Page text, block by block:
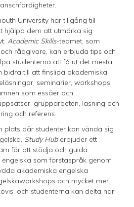
University har tillgång till
hjälpa dem att utmärka sig
Academic Skills-teamet, som
rådgivare, kan erbjuda tips och
studenterna att få ut det mesta
bidra till att finslipa akademiska
seminarier, workshops
som essäer och
grupparbeten, läsning och
och referens.
plats där studenter kan vända sig
Study Huberbjuder ett
för att stödja och guida
som förstaspråk genom
akademiska engelska
och mycket mer.
och studenterna kan delta när